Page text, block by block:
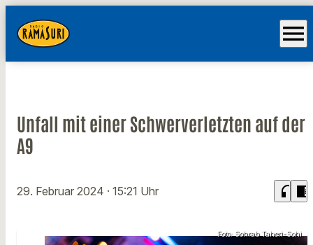
menu
Unfall mit einer Schwerverletzten auf der
A9
29. Februar 2024 · 15:21 Uhr headphones chrome_reader_mode
Foto: Sohrab Taheri-Sohi